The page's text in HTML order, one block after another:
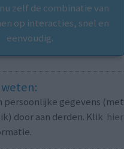
zelf de combinatie van
op interacties, snel en
eenvoudig.
persoonlijke gegevens (met
door aan derden. Klik hier